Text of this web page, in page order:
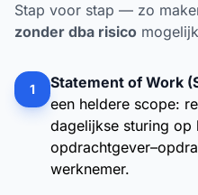
Stap voor stap — zo
zonder dba risico
1 Statement of Work
een heldere scope:
dagelijkse sturing op
werknemer.